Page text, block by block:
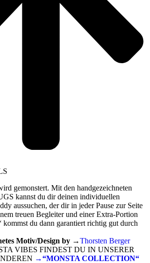
gemonstert. Mit den handgezeichneten
kannst du dir deinen individuellen
aussuchen, der dir in jeder Pause zur Seite
treuen Begleiter und einer Extra-Portion
kommst du dann garantiert richtig gut durch
Motiv/Design by →Thorsten Berger
VIBES FINDEST DU IN UNSERER
→“MONSTA COLLECTION“